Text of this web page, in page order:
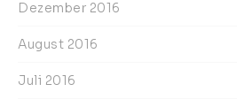
Dezember 2016
August 2016
Juli 2016